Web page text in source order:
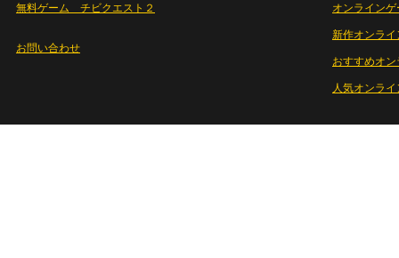
無料ゲーム チビクエスト２
お問い合わせ
オンライン
新作オンライ
おすすめオ
人気オンラ